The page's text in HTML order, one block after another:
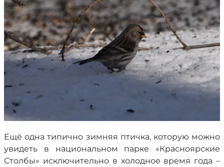
Ещё одна типично зимняя птичка, которую можно
увидеть в национальном парке «Красноярские
Столбы» исключительно в холодное время года –